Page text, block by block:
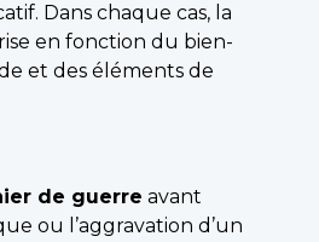
Dans chaque cas, la
en fonction du bien-
et des éléments de
de guerre avant
ou l’aggravation d’un